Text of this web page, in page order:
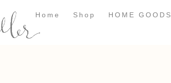
Home Shop HOME GOODS